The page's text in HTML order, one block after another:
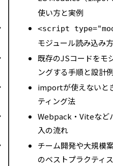
使い方と実例
<script
モジュール読み込み
既存のJSコードをモ
ングする手順と設計例
importが使えないと
ティング法
Webpack・Viteなど
入の流れ
チーム開発や大規模
のベストプラクティス